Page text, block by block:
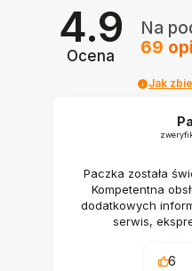
4.9
Ocena
Na
69
Jak
Paczka została
Kompetentna
dodatkowych
serwis,
6